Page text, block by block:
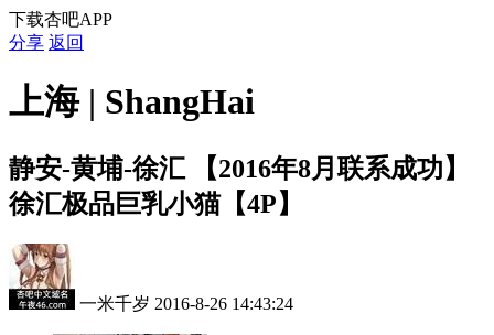
下载杏吧APP
分享 返回
上海 | ShangHai
静安-黄埔-徐汇
【2016年8月联系成功】
徐汇极品巨乳小猫【4P】
一米千岁 2016-8-26 14:43:24